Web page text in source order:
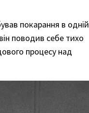
покарання в одній
поводив себе тихо
процесу над